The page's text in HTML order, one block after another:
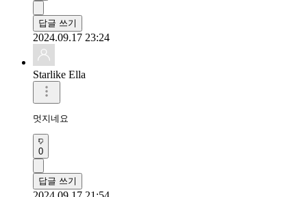
답글 쓰기
2024.09.17 23:24
Starlike Ella
멋지네요
0
답글 쓰기